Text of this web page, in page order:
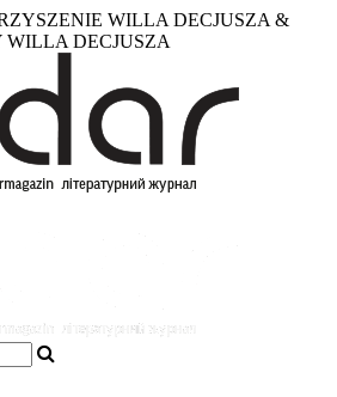
WILLA DECJUSZA &
DECJUSZA